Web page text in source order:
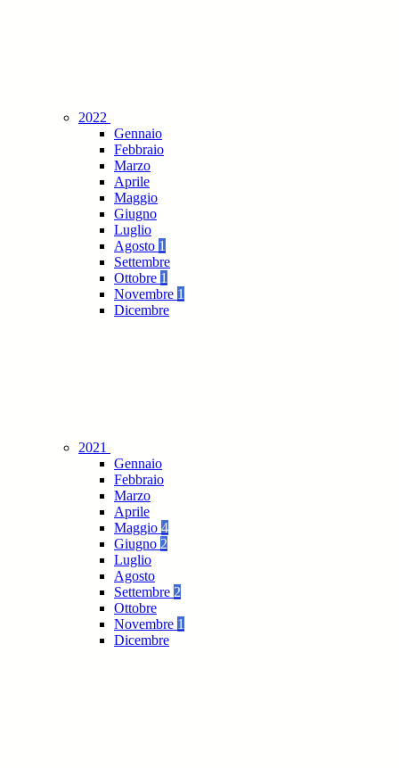
2022
Gennaio
Febbraio
Marzo
Aprile
Maggio
Giugno
Luglio
Agosto 1
Settembre
Ottobre 1
Novembre 1
Dicembre
2021
Gennaio
Febbraio
Marzo
Aprile
Maggio 4
Giugno 2
Luglio
Agosto
Settembre 2
Ottobre
Novembre 1
Dicembre